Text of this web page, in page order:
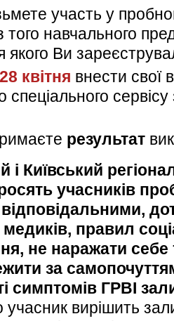
участь у
того навчального
якого Ви
квітня внести свої
спеціального
результат
Київський
учасників
правил
не наражати себе
за
симптомів ГРВІ
вирішить